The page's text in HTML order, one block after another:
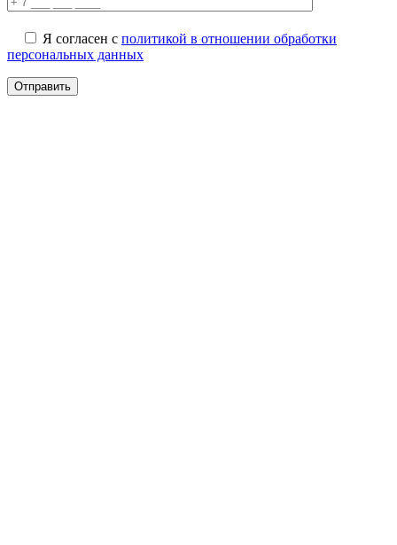
Я согласен с политикой в отношении обработки
персональных данных